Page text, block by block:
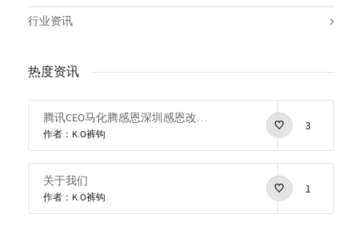
行业资讯
热度资讯
腾讯CEO马化腾感恩深圳感恩改革开放
作者：K.O裤钩
3
关于我们
作者：K.O裤钩
1